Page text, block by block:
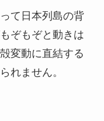
て日本列島の背
ぞもぞと動きは
変動に直結する
れません。